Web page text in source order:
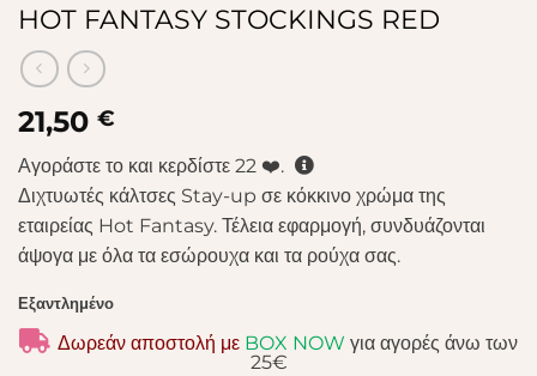
HOT FANTASY STOCKINGS RED
21,50 €
Αγοράστε το και κερδίστε 22 ❤️.
Διχτυωτές κάλτσες Stay-up σε κόκκινο χρώμα της
εταιρείας Hot Fantasy. Τέλεια εφαρμογή, συνδυάζονται
άψογα με όλα τα εσώρουχα και τα ρούχα σας.
Εξαντλημένο
Δωρεάν αποστολή με BOX NOW για αγορές άνω των
25€